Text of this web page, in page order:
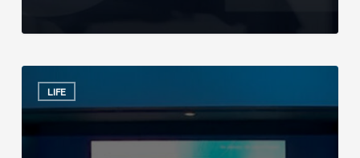
LIFE
Réunion